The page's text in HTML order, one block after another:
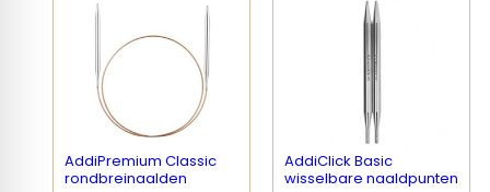
AddiPremium Classic
rondbreinaalden
AddiClick Basic
wisselbare naaldpunten